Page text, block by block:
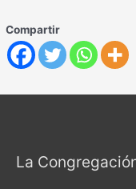
Compartir
La